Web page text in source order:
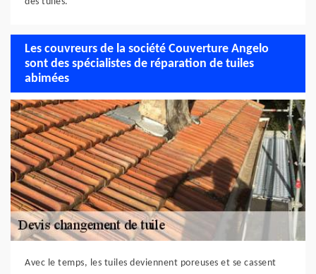
Les couvreurs de la société Couverture Angelo
sont des spécialistes de réparation de tuiles
abimées
Avec le temps, les tuiles deviennent poreuses et se cassent